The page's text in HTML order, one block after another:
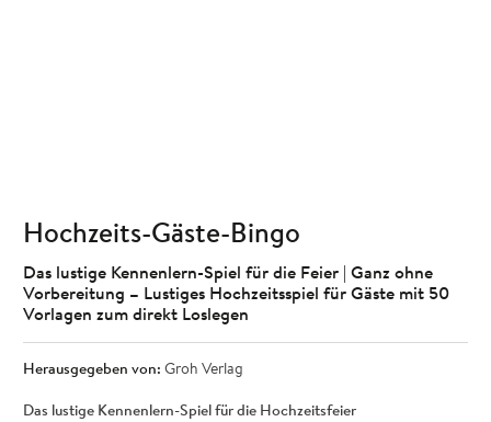
Hochzeits-Gäste-Bingo
Das lustige Kennenlern-Spiel für die Feier | Ganz ohne
Vorbereitung – Lustiges Hochzeitsspiel für Gäste mit 50
Vorlagen zum direkt Loslegen
Herausgegeben von: Groh Verlag
Das lustige Kennenlern-Spiel für die Hochzeitsfeier